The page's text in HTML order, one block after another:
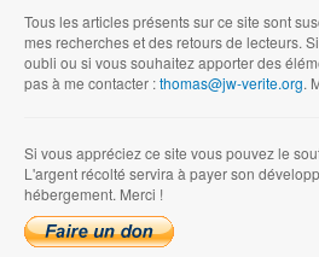
Tous les articles présents sur ce site sont
mes recherches et des retours de lecteurs.
oubli ou si vous souhaitez apporter des
pas à me contacter :thomas@jw-verite.org.
Si vous appréciez ce site vous pouvez le
L'argent récolté servira à payer son
hébergement. Merci !